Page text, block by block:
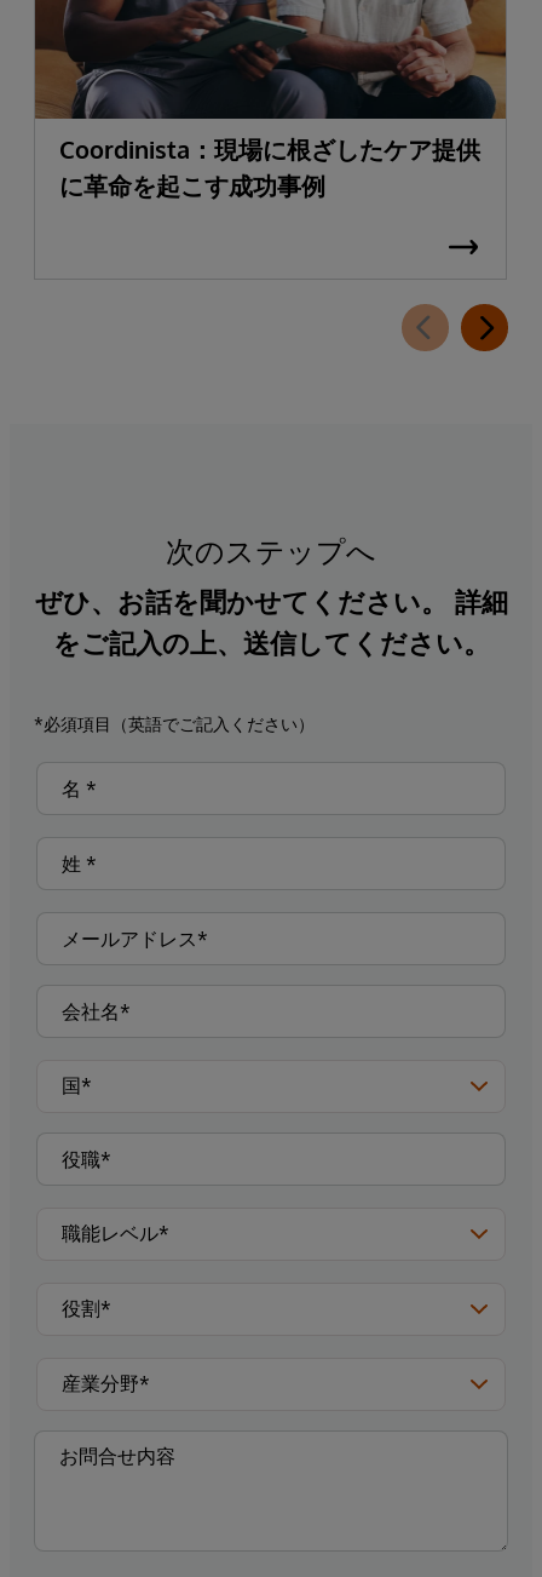
Coordinista：現場に根ざしたケア提供
に革命を起こす成功事例
次のステップへ
ぜひ、お話を聞かせてください。 詳細
をご記入の上、送信してください。
*必須項目（英語でご記入ください）